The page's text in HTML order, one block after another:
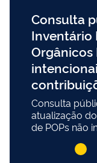
Consulta
Inventário
Orgânicos
Consulta
atualização
de POPs não